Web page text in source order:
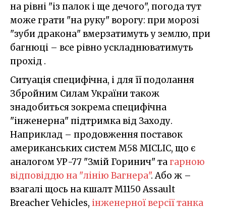
на рівні "із палок і ще дечого", погода тут
може грати "на руку" ворогу: при морозі
"зуби дракона" вмерзатимуть у землю, при
багнюці – все рівно ускладнюватимуть
прохід .
Ситуація специфічна, і для її подолання
Збройним Силам України також
знадобиться зокрема специфічна
"інженерна" підтримка від Заходу.
Наприклад – продовження поставок
американських систем M58 MICLIC, що є
аналогом УР-77 "Змій Горинич" тагарною
відповіддю на "лінію Вагнера". Або ж –
взагалі щось на кшалт M1150 Assault
Breacher Vehicles, інженерної версії танка